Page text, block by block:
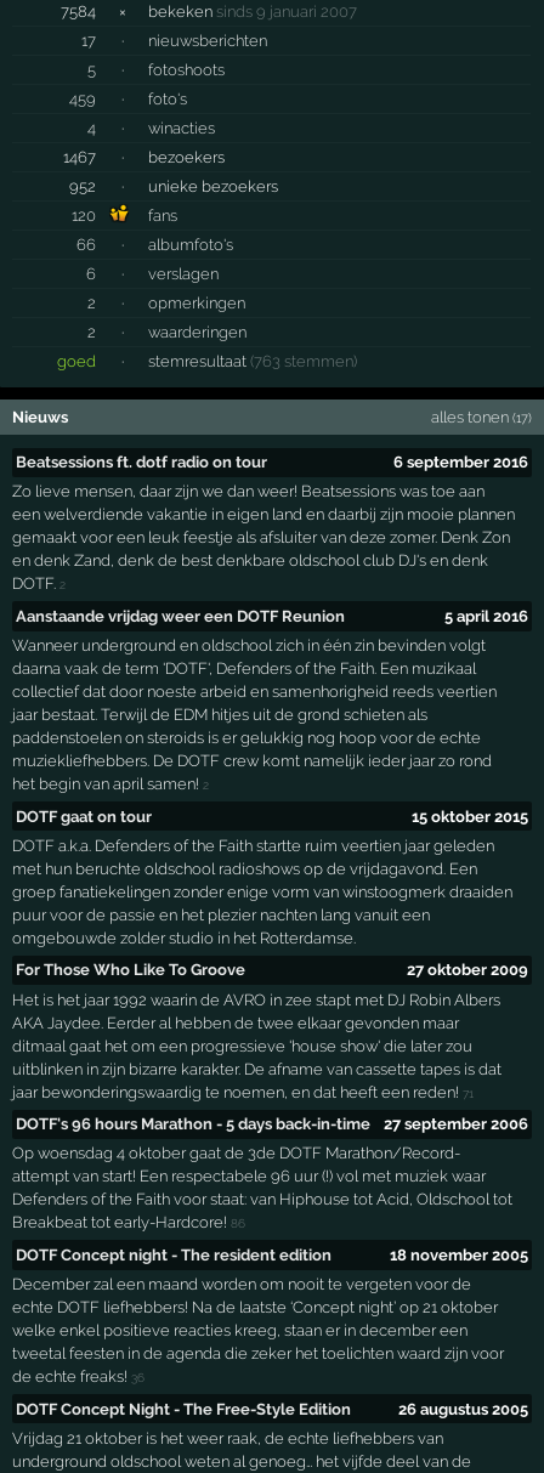
7584
× bekeken sinds 9 januari 2007
17
·
nieuwsberichten
5
·
fotoshoots
459
·
foto's
4
·
winacties
1467
·
bezoekers
952
·
unieke bezoekers
120
fans
66
·
albumfoto's
6
·
verslagen
2
·
opmerkingen
2
·
waarderingen
goed
· stemresultaat (763 stemmen)
Nieuws alles tonen (17)
Beatsessions ft. dotf radio on tour
6 september 2016
Zo lieve mensen, daar zijn we dan weer! Beatsessions was toe aan
een welverdiende vakantie in eigen land en daarbij zijn mooie plannen
gemaakt voor een leuk feestje als afsluiter van deze zomer. Denk Zon
en denk Zand, denk de best denkbare oldschool club DJ's en denk
DOTF.2
Aanstaande vrijdag weer een DOTF Reunion
5 april 2016
Wanneer underground en oldschool zich in één zin bevinden volgt
daarna vaak de term 'DOTF', Defenders of the Faith. Een muzikaal
collectief dat door noeste arbeid en samenhorigheid reeds veertien
jaar bestaat. Terwijl de EDM hitjes uit de grond schieten als
paddenstoelen on steroids is er gelukkig nog hoop voor de echte
muziekliefhebbers. De DOTF crew komt namelijk ieder jaar zo rond
het begin van april samen!2
DOTF gaat on tour
15 oktober 2015
DOTF a.k.a. Defenders of the Faith startte ruim veertien jaar geleden
met hun beruchte oldschool radioshows op de vrijdagavond. Een
groep fanatiekelingen zonder enige vorm van winstoogmerk draaiden
puur voor de passie en het plezier nachten lang vanuit een
omgebouwde zolder studio in het Rotterdamse.
For Those Who Like To Groove
27 oktober 2009
Het is het jaar 1992 waarin de AVRO in zee stapt met DJ Robin Albers
AKA Jaydee. Eerder al hebben de twee elkaar gevonden maar
ditmaal gaat het om een progressieve 'house show' die later zou
uitblinken in zijn bizarre karakter. De afname van cassette tapes is dat
jaar bewonderingswaardig te noemen, en dat heeft een reden!71
DOTF's 96 hours Marathon - 5 days back-in-time
27 september 2006
Op woensdag 4 oktober gaat de 3de DOTF Marathon/Record-
attempt van start! Een respectabele 96 uur (!) vol met muziek waar
Defenders of the Faith voor staat: van Hiphouse tot Acid, Oldschool tot
Breakbeat tot early-Hardcore!86
DOTF Concept night - The resident edition
18 november 2005
December zal een maand worden om nooit te vergeten voor de
echte DOTF liefhebbers! Na de laatste ‘Concept night’ op 21 oktober
welke enkel positieve reacties kreeg, staan er in december een
tweetal feesten in de agenda die zeker het toelichten waard zijn voor
de echte freaks! 36
DOTF Concept Night - The Free-Style Edition
26 augustus 2005
Vrijdag 21 oktober is het weer raak, de echte liefhebbers van
underground oldschool weten al genoeg… het vijfde deel van de